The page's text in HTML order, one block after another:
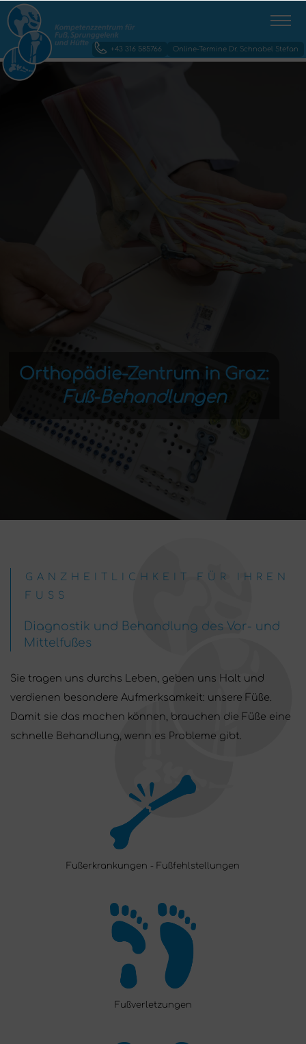
+43 316 585766 Online-Termine Dr. Schnabel Stefan
Orthopädie-Zentrum in Graz:
Fuß-Behandlungen
GANZHEITLICHKEIT FÜR IHREN
FUSS
Diagnostik und Behandlung des Vor- und
Mittelfußes
Sie tragen uns durchs Leben, geben uns Halt und
verdienen besondere Aufmerksamkeit: unsere Füße.
Damit sie das machen können, brauchen die Füße eine
schnelle Behandlung, wenn es Probleme gibt.
Fußerkrankungen - Fußfehlstellungen
Fußverletzungen